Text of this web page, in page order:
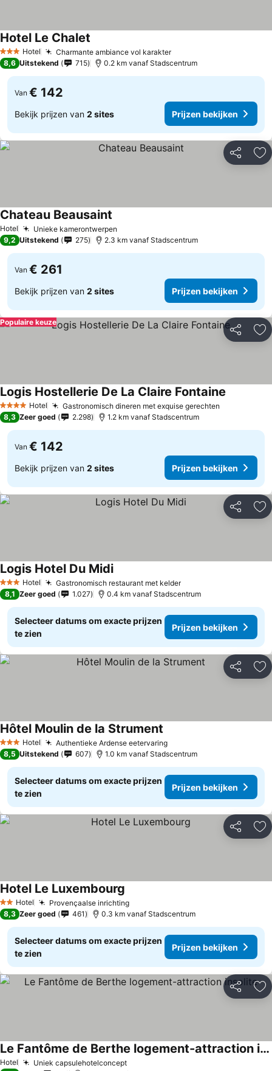
3 SterrenHotel Charmante ambiance vol karakter
Hotel Le Chalet
8,6 Uitstekend 715 0.2 km vanaf Stadscentrum
Van € 142
Bekijk prijzen van 2 sites Prijzen bekijken
Delen
Hotel Unieke kamerontwerpen
Chateau Beausaint
9,2 Uitstekend 275 2.3 km vanaf Stadscentrum
Van € 261
Bekijk prijzen van 2 sites Prijzen bekijken
Delen
Populaire keuze
4 SterrenHotel Gastronomisch dineren met exquise gerechten
Logis Hostellerie De La Claire Fontaine
8,3 Zeer goed 2.298 1.2 km vanaf Stadscentrum
Van € 142
Bekijk prijzen van 2 sites Prijzen bekijken
Delen
3 SterrenHotel Gastronomisch restaurant met kelder
Logis Hotel Du Midi
8,1 Zeer goed 1.027 0.4 km vanaf Stadscentrum
Selecteer datums om exacte prijzen
te zien
Prijzen bekijken
Delen
3 SterrenHotel Authentieke Ardense eetervaring
Hôtel Moulin de la Strument
8,5 Uitstekend 607 1.0 km vanaf Stadscentrum
Selecteer datums om exacte prijzen
te zien
Prijzen bekijken
Delen
2 Sterren
Hotel Provençaalse inrichting
Hotel Le Luxembourg
8,3 Zeer goed 461 0.3 km vanaf Stadscentrum
Selecteer datums om exacte prijzen
te zien
Prijzen bekijken
Delen
Hotel Uniek capsulehotelconcept
Le Fantôme de Berthe logement-attraction insolite